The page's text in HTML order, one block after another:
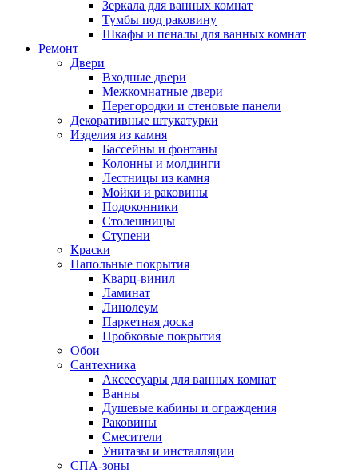
Зеркала для ванных комнат
Тумбы под раковину
Шкафы и пеналы для ванных комнат
Ремонт
Двери
Входные двери
Межкомнатные двери
Перегородки и стеновые панели
Декоративные штукатурки
Изделия из камня
Бассейны и фонтаны
Колонны и молдинги
Лестницы из камня
Мойки и раковины
Подоконники
Столешницы
Ступени
Краски
Напольные покрытия
Кварц-винил
Ламинат
Линолеум
Паркетная доска
Пробковые покрытия
Обои
Сантехника
Аксессуары для ванных комнат
Ванны
Душевые кабины и ограждения
Раковины
Смесители
Унитазы и инсталляции
СПА-зоны